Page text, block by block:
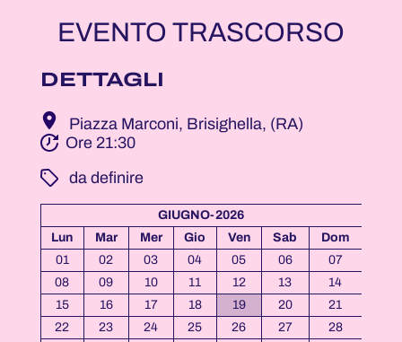
EVENTO TRASCORSO
DETTAGLI
Piazza Marconi, Brisighella, (RA)
Ore 21:30
­ da definire
GIUGNO-2026
Lun
Mar Mer Gio Ven Sab
Dom
01
02 03 04 05 06
07
08
09 10 11 12 13
14
15
16 17 18 19 20
21
22
23 24 25 26 27
28